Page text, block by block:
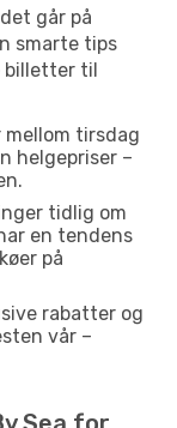
går på
smarte tips
billetter til
mellom tirsdag
helgepriser –
tidlig om
en tendens
på
rabatter og
vår –